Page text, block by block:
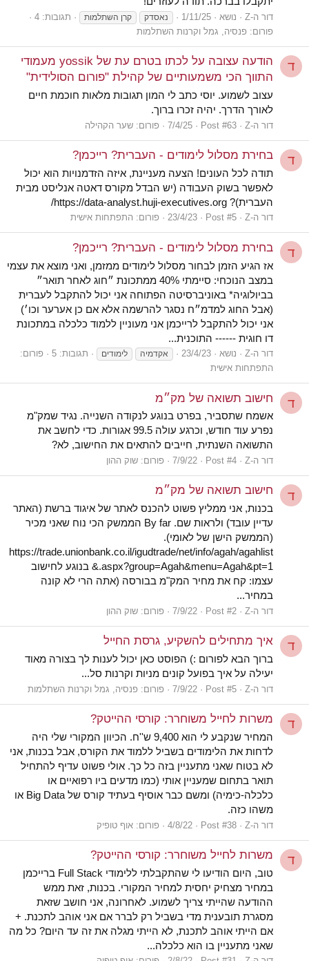
דור ה-Z נושא 1/11/25 נאסדק קרן השתלמות
תגובות: 4
פורום: פנסיה, גמל וקרנות השתלמות
ד
הודעה עצובה על לכתו בטרם עת של yossik מעמודי
התווך הכי משמעותיים של קהילת "פורום הסולידית"
עצוב לשמוע. יוסי כתב לי המון תגובות מלאות חוכמת חיים
לאורך הדרך. יהיה זכרו ברוך.
דור ה-Z Post #63
7/4/25 פורום: שער הקהילה
ד בחירת מסלול לימודים - העברית? רייכמן?
תודה לכל העונים! הצעה מעניינת, איזה הזדמנויות הוא יכול
לאפשר בשוק העבודה (יש הבדל מקורס דאטה אנליסט מבית
העברית)? https://data-analyst.huji-executives.org/
דור ה-Z Post #5
23/4/23 פורום: התפתחות אישית
ד בחירת מסלול לימודים - העברית? רייכמן?
אז הגיע הזמן לבחור מסלול לימודים ממזמן, ואני מוצא את עצמי
במצב הנוכחי: סיימתי 40% ממתכונת ״חוג לאחר תואר״
בביולוגיה* באוניברסיטה הפתוחה אני יכול להתקבל לעברית
(אבל החוג למדמ״ח נסגר להרשמה אלא אם כן אערער וכו׳)
אני יכול להתקבל לרייכמן אני מעוניין ללמוד כלכלה במתכונת
דו חוגית ------ התוכנית...
דור ה-Z נושא 23/4/23 אקדמיה לימודים תגובות: 5
פורום:
התפתחות אישית
ד חישוב תשואה של מק״מ
אשמח שתסביר, בפרט בנוגע לנקודה השנייה. נגיד שמק"מ
נפרע עוד חודש, וכרגע עולה 99.5 אגורות. כדי לחשב את
התשואה השנתית, חייבים להתאים את החישוב, לא?
דור ה-Z Post #4
7/9/22 פורום: שוק ההון
ד חישוב תשואה של מק״מ
בכנות, אני ממליץ פשוט להכנס לאתר של איגוד ברשת (האתר
עדיין עובד) ולראות שם. By far הממשק הכי נוח שאני מכיר
(הממשק הישן של לאומי).
https://trade.unionbank.co.il/igudtrade/net/info/agah/agahlist
.aspx?group=Agah&menu=Agah&pt=1& בנוגע לחישוב
עצמו: קח את מחיר המק"מ בבורסה (אתה הרי לא קונה
במחיר...
דור ה-Z Post #2
7/9/22 פורום: שוק ההון
ד איך מתחילים להשקיע, גרסת החייל
ברוך הבא לפורום :) הפוסט כאן יכול לענות לך בצורה מאוד
יעילה על איך בפועל קונים מניות וקרנות סל...
דור ה-Z Post #5
7/9/22 פורום: פנסיה, גמל וקרנות השתלמות
ד משרות לחייל משוחרר: קורסי ההייטק?
המחיר שנקבע לי הוא 9,400 ש''ח. הכיוון המקורי שלי היה
לדחות את הלימודים בשביל ללמוד את הקורס, אבל בכנות, אני
לא בטוח שאני מתעניין בזה כל כך. אולי פשוט עדיף להתחיל
תואר בתחום שמעניין אותי (כמו מדעים ביו רפואיים או
כלכלה-כימיה) ומשם כבר אוסיף בעתיד קורס של Big Data או
משהו כזה.
דור ה-Z Post #38
4/8/22 פורום: אוף טופיק
ד משרות לחייל משוחרר: קורסי ההייטק?
טוב, היום הודיעו לי שהתקבלתי ללימודי Full Stack ברייכמן
במחיר מצחיק יחסית למחיר המקורי. בכנות, זאת ממש
ההודעה שהייתי צריך לשמוע. לאחרונה, אני חושב שזאת
מסגרת תובענית מדי בשביל רק לברר אם אני אוהב לתכנת. +
אם הייתי אוהב לתכנת, לא הייתי מגלה את זה עד היום? כל מה
שאני מתעניין בו הוא כלכלה...